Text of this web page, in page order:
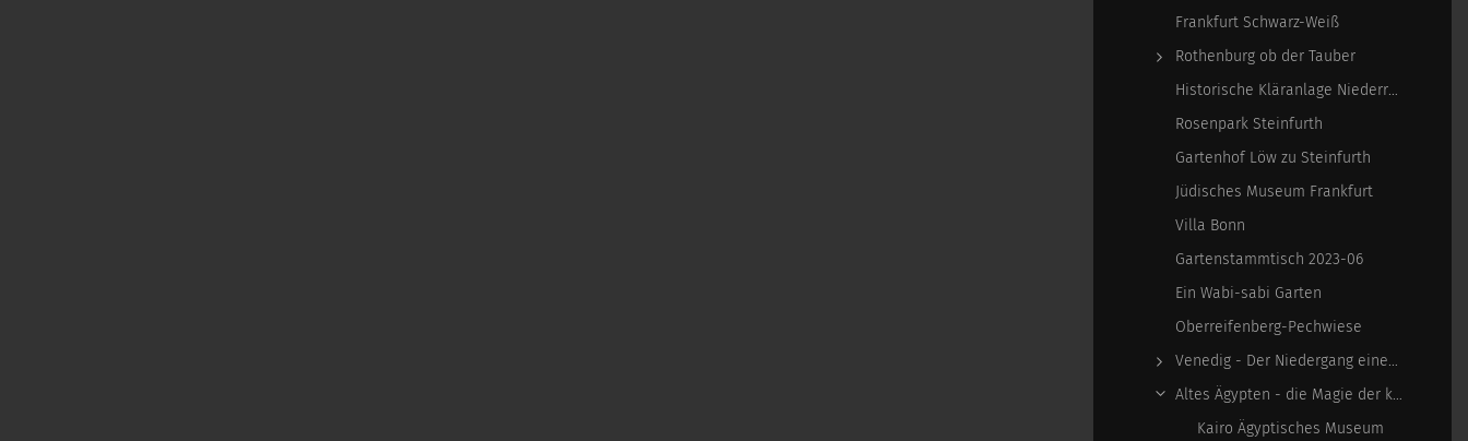
Frankfurt Schwarz-Weiß
Rothenburg ob der Tauber
Historische Kläranlage Niederrad
Rosenpark Steinfurth
Gartenhof Löw zu Steinfurth
Jüdisches Museum Frankfurt
Villa Bonn
Gartenstammtisch 2023-06
Ein Wabi-sabi Garten
Oberreifenberg-Pechwiese
Venedig - Der Niedergang einer epochalen Macht
Altes Ägypten - die Magie der kosmischen…
Kairo Ägyptisches Museum